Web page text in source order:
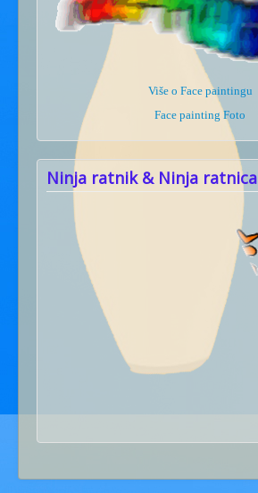
Više o Face paintingu
Face painting Foto
Ninja ratnik & Ninja ratnica